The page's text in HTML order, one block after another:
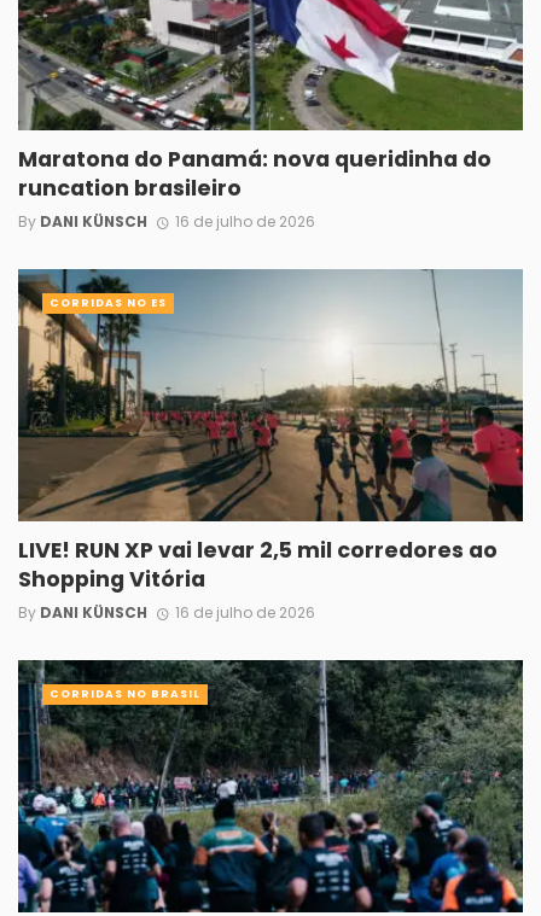
Maratona do Panamá: nova queridinha do
runcation brasileiro
By DANI KÜNSCH 16 de julho de 2026
LIVE! RUN XP vai levar 2,5 mil corredores ao
Shopping Vitória
By DANI KÜNSCH 16 de julho de 2026
CORRIDAS NO ES
CORRIDAS NO BRASIL